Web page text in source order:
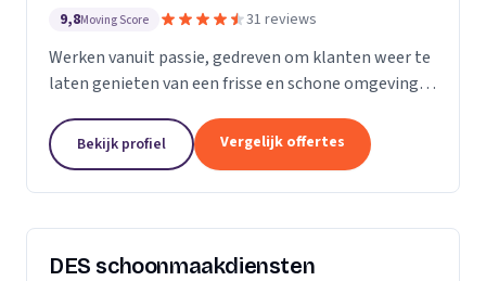
9,8Moving Score 31 reviews
Werken vanuit passie, gedreven om klanten weer te
laten genieten van een frisse en schone omgeving.
Beleef het weer als nieuw! Het bedrijf voor uw...
Bekijk profiel Vergelijk offertes
DES schoonmaakdiensten